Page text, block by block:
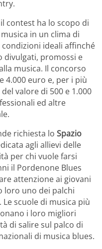
contest ha lo scopo di
in un clima di
ideali affinché
divulgati, promossi e
musica. Il concorso
euro e, per i più
valore di 500 e 1.000
ed altre
richiesta lo Spazio
agli allievi delle
per chi vuole farsi
il Pordenone Blues
attenzione ai giovani
loro uno dei palchi
scuole di musica più
i loro migliori
di salire sul palco di
di musica blues.